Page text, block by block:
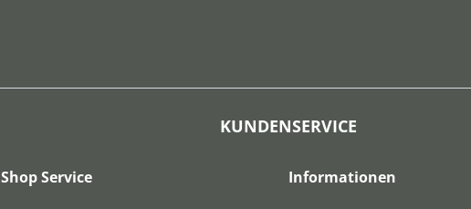
KUNDENSERVICE
Shop Service Informationen